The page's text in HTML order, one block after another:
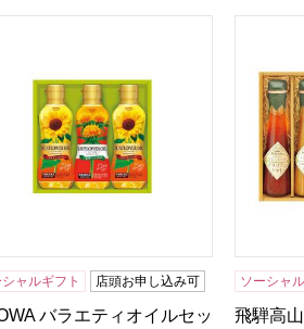
ャルギフト 店頭お申し込み可
バラエティオイルセッ
ソーシャ
飛騨高